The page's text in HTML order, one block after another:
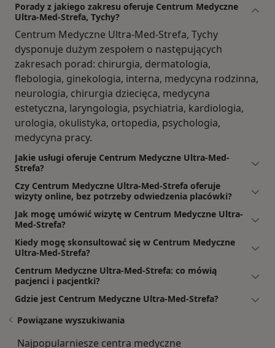
Porady z jakiego zakresu oferuje Centrum Medyczne
Ultra-Med-Strefa, Tychy?
Centrum Medyczne Ultra-Med-Strefa, Tychy
dysponuje dużym zespołem o następujących
zakresach porad: chirurgia, dermatologia,
flebologia, ginekologia, interna, medycyna rodzinna,
neurologia, chirurgia dziecięca, medycyna
estetyczna, laryngologia, psychiatria, kardiologia,
urologia, okulistyka, ortopedia, psychologia,
medycyna pracy.
Jakie usługi oferuje Centrum Medyczne Ultra-Med-
Strefa?
Czy Centrum Medyczne Ultra-Med-Strefa oferuje
wizyty online, bez potrzeby odwiedzenia placówki?
Jak mogę umówić wizytę w Centrum Medyczne Ultra-
Med-Strefa?
Kiedy mogę skonsultować się w Centrum Medyczne
Ultra-Med-Strefa?
Centrum Medyczne Ultra-Med-Strefa: co mówią
pacjenci i pacjentki?
Gdzie jest Centrum Medyczne Ultra-Med-Strefa?
Powiązane wyszukiwania
Najpopularniesze centra medyczne